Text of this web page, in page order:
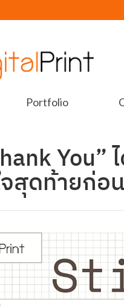
Portfolio
You”
จสุดท้ายก่อ